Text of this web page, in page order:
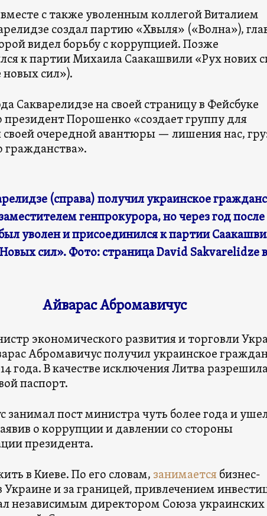
с также уволенным коллегой Виталием
создал партию «Хвыля» («Волна»),
видел борьбу с коррупцией. Позже
к партии Михаила Саакашвили «Рух нових
сил»).
Сакварелидзе на своей страницу в Фейсбуке
президент Порошенко «создает группу для
очередной авантюры — лишения нас,
гражданства».
(справа) получил украинское
генпрокурора, но через год после
уволен и присоединился к партии
сил». Фото: страница David Sakvarelidze в
Айварас Абромавичус
экономического развития и торговли
Абромавичус получил украинское
года. В качестве исключения Литва
паспорт.
занимал пост министра чуть более года и
о коррупции и давлении со стороны
президента.
в Киеве. По его словам, занимаетсябизнес-
и за границей, привлечением
независимым директором Союза украинских